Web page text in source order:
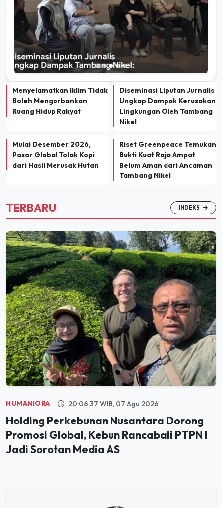
Menyelamatkan Iklim Tidak
Boleh Mengorbankan
Ruang Hidup Rakyat
Diseminasi Liputan Jurnalis
Ungkap Dampak Kerusakan
Lingkungan Oleh Tambang
Nikel
dari Hasil Merusak Hutan
Riset Greenpeace Temukan
Belum Aman dari Ancaman
Tambang Nikel
TERBARU INDEKS
HUMANIORA 20:06:37 WIB, 07 Agu 2026
Holding Perkebunan Nusantara Dorong
Promosi Global, Kebun Rancabali PTPN I
Jadi Sorotan Media AS